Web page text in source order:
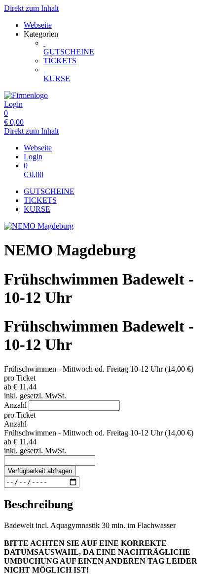
Direkt zum Inhalt
Webseite
Kategorien
GUTSCHEINE
TICKETS
KURSE
Login
0
€ 0,00
Direkt zum Inhalt
Webseite
Login
0
€ 0,00
GUTSCHEINE
TICKETS
KURSE
NEMO Magdeburg
Frühschwimmen Badewelt -
10-12 Uhr
Frühschwimmen Badewelt -
10-12 Uhr
Frühschwimmen - Mittwoch od. Freitag 10-12 Uhr (14,00 €)
pro Ticket
ab € 11,44
inkl. gesetzl. MwSt.
Anzahl
pro Ticket
Anzahl
Frühschwimmen - Mittwoch od. Freitag 10-12 Uhr (14,00 €)
ab € 11,44
inkl. gesetzl. MwSt.
Verfügbarkeit abfragen
Beschreibung
Badewelt incl. Aquagymnastik 30 min. im Flachwasser
BITTE ACHTEN SIE AUF EINE KORREKTE
DATUMSAUSWAHL, DA EINE NACHTRÄGLICHE
UMBUCHUNG AUF EINEN ANDEREN TAG LEIDER
NICHT MÖGLICH IST!